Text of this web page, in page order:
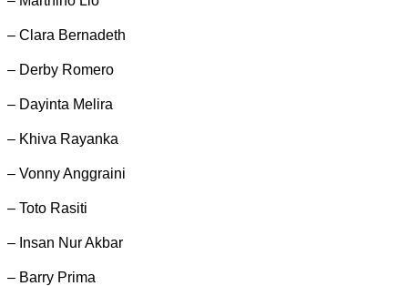
– Clara Bernadeth
– Derby Romero
– Dayinta Melira
– Khiva Rayanka
– Vonny Anggraini
– Toto Rasiti
– Insan Nur Akbar
– Barry Prima